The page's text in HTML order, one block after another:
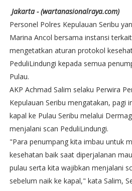
Jakarta - (wartanasionalraya.com)
Personel Polres Kepulauan Seribu
Marina Ancol bersama instansi
mengetatkan aturan protokol
PeduliLindungi kepada semua
Pulau.
AKP Achmad Salim selaku Perwira
Kepulauan Seribu mengatakan, pagi
kapal ke Pulau Seribu melalui
menjalani scan PeduliLindungi.
"Para penumpang kita imbau untuk
kesehatan baik saat diperjalanan
pulau serta kita wajibkan menjalani
sebelum naik ke kapal," kata Salim,